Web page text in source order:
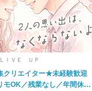
ＩＶＥ ＵＰ
クリエイター★未経験歓迎
モOK／残業なし／年間休日